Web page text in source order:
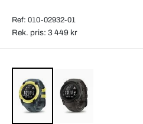
Ref: 010-02932-01
Rek. pris: 3 449 kr